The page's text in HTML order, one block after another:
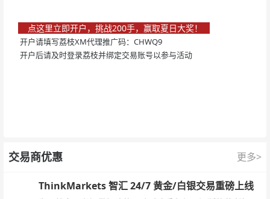
点这里立即开户，挑战200手，赢取夏日大奖！
开户请填写荔枝XM代理推广码：CHWQ9
开户后请及时登录荔枝并绑定交易账号以参与活动
交易商优惠 更多>
ThinkMarkets 智汇 24/7 黄金/白银交易重磅上线